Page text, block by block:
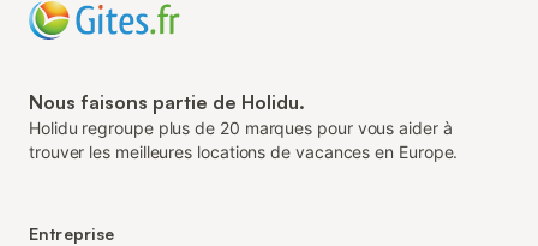
Nous faisons partie de Holidu.
Holidu regroupe plus de 20 marques pour vous aider à
trouver les meilleures locations de vacances en Europe.
Entreprise